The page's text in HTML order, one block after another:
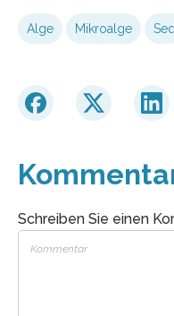
Alge Mikroalge
Schreiben Sie einen